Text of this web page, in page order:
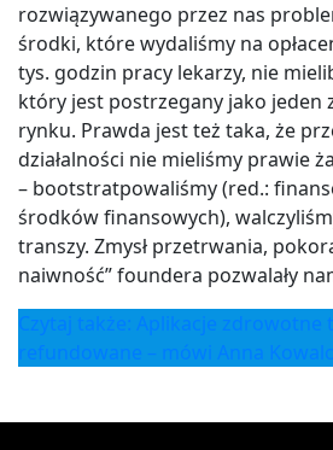
rozwiązywanego przez nas
środki, które wydaliśmy na
tys. godzin pracy lekarzy, nie
który jest postrzegany jako jeden
rynku. Prawda jest też taka, że
działalności nie mieliśmy prawie
– bootstratpowaliśmy (red.:
środków finansowych),
transzy. Zmysł przetrwania,
naiwność” foundera pozwalały
Czytaj także: Aplikacje zdrowotne
refundowane – mówi Anna